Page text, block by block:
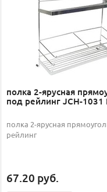
полка 2-ярусная
под рейлинг JCH-1031
полка 2-ярусная
рейлинг
67.20 руб.